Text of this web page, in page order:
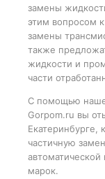
замены
этим вопросом
замены
также
жидкости и
части
С помощью
Gorpom.ru вы
Екатеринбурге,
частичную
марок.